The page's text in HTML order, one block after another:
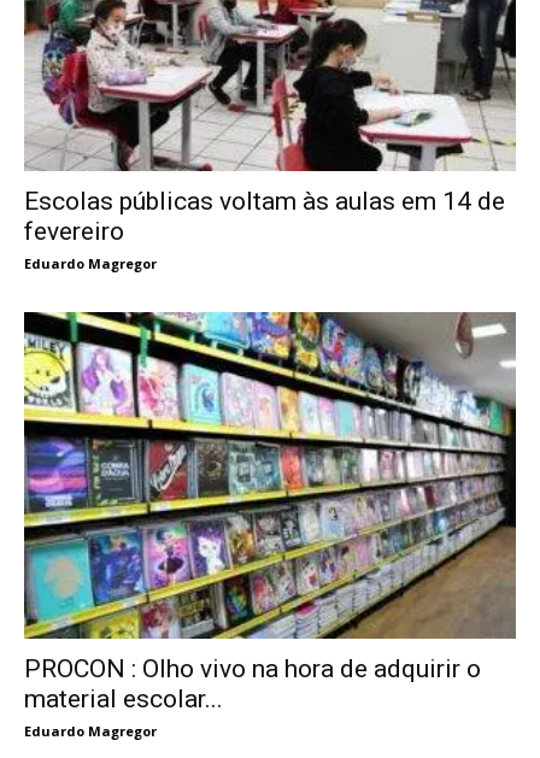
Escolas públicas voltam às aulas em 14 de
fevereiro
Eduardo Magregor
PROCON : Olho vivo na hora de adquirir o
material escolar...
Eduardo Magregor